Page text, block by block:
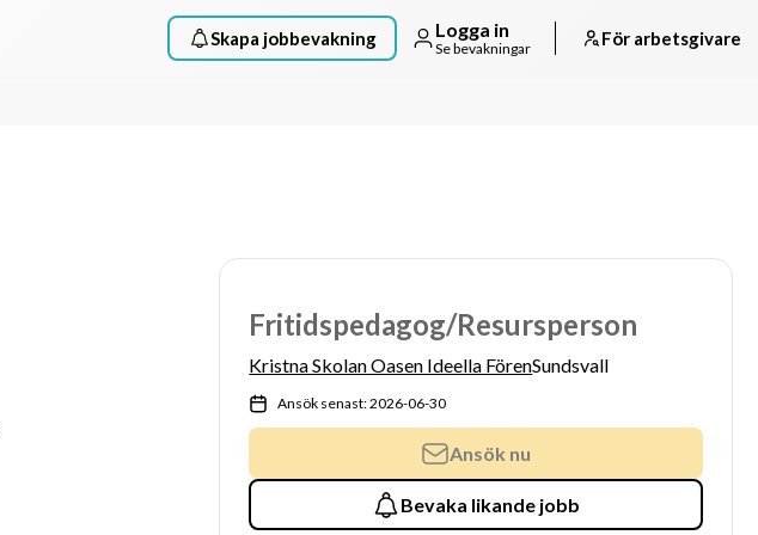
Skapa jobbevakning Logga in
Se bevakningar För arbetsgivare
Fritidspedagog/Resursperson
Kristna Skolan Oasen Ideella FörenSundsvall
Ansök senast: 2026-06-30
Ansök nu
Bevaka likande jobb